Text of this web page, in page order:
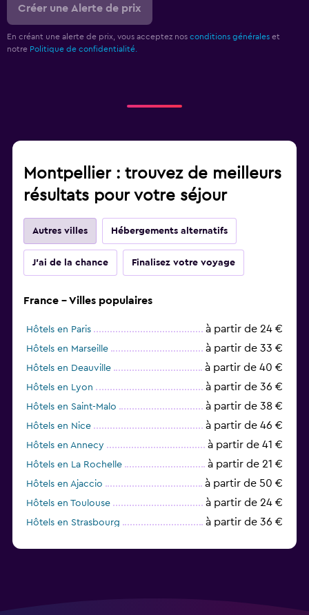
Créer une Alerte de prix
En créant une alerte de prix, vous acceptez nos conditions générales et
notre Politique de confidentialité.
Montpellier : trouvez de meilleurs
résultats pour votre séjour
Autres villes Hébergements alternatifs
J'ai de la chance Finalisez votre voyage
France - Villes populaires
Hôtels en Paris à partir de 24 €
Hôtels en Marseille à partir de 33 €
Hôtels en Deauville à partir de 40 €
Hôtels en Lyon à partir de 36 €
Hôtels en Saint-Malo à partir de 38 €
Hôtels en Nice à partir de 46 €
Hôtels en Annecy à partir de 41 €
Hôtels en La Rochelle à partir de 21 €
Hôtels en Ajaccio à partir de 50 €
Hôtels en Toulouse à partir de 24 €
Hôtels en Strasbourg à partir de 36 €